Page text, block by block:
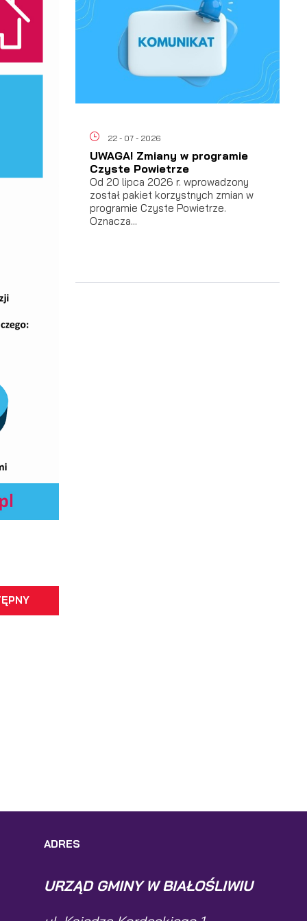
22 - 07 - 2026
UWAGA! Zmiany w programie
Czyste Powietrze
Od 20 lipca 2026 r. wprowadzony
został pakiet korzystnych zmian w
programie Czyste Powietrze.
Oznacza...
ADRES
URZĄD GMINY W BIAŁOŚLIWIU